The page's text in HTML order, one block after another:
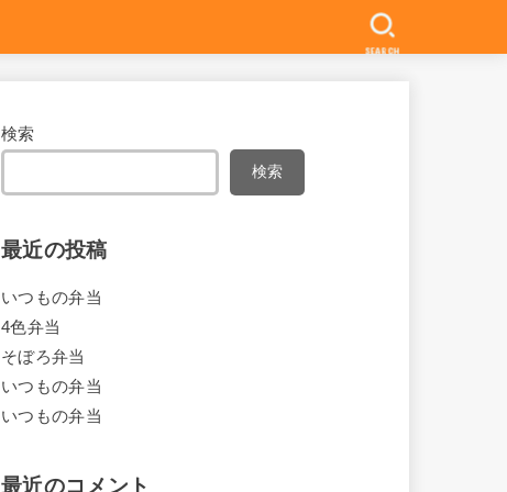
SEARCH
検索
検索
最近の投稿
いつもの弁当
4色弁当
そぼろ弁当
いつもの弁当
いつもの弁当
最近のコメント